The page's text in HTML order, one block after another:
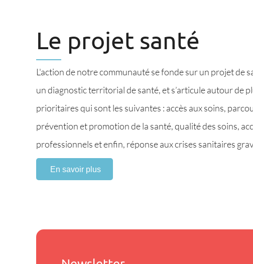
Le projet santé
L'action de notre communauté se fonde sur un projet de
un diagnostic territorial de santé, et s’articule autour de
prioritaires qui sont les suivantes : accès aux soins,
prévention et promotion de la santé, qualité des soins,
professionnels et enfin, réponse aux crises sanitaires
En savoir plus